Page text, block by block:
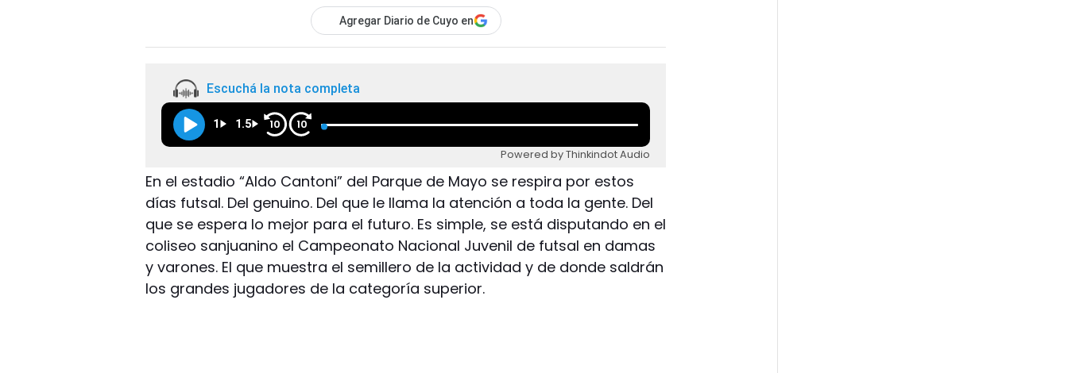
Agregar Diario de Cuyo en
Escuchá la nota completa
1 1.5 10 10
Powered by Thinkindot Audio
En el estadio “Aldo Cantoni” del Parque de Mayo se respira por estos
días futsal. Del genuino. Del que le llama la atención a toda la gente. Del
que se espera lo mejor para el futuro. Es simple, se está disputando en el
coliseo sanjuanino el Campeonato Nacional Juvenil de futsal en damas
y varones. El que muestra el semillero de la actividad y de donde saldrán
los grandes jugadores de la categoría superior.